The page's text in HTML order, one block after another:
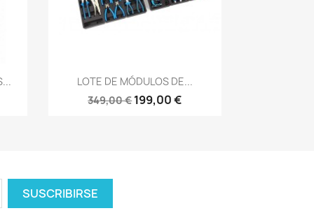
Vista rápida
LOTE DE MÓDULOS DE...
349,00 €199,00 €